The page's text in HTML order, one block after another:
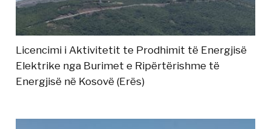
Licencimi i Aktivitetit te Prodhimit të Energjisë
Elektrike nga Burimet e Ripërtërishme të
Energjisë në Kosovë (Erës)